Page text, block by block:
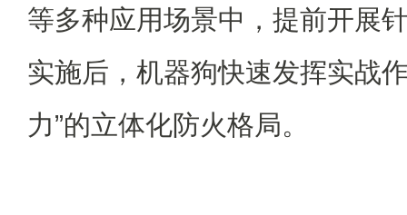
等多种应用场景中，提前开展
实施后，机器狗快速发挥实战
力”的立体化防火格局。